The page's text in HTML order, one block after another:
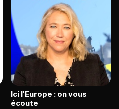
Ici l'Europe : on vous
écoute